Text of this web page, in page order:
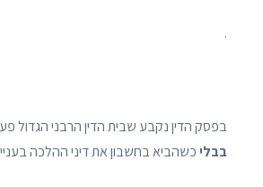
.
בפסק הדין נקבע שבית הדין הרבני הגדול
בבלי כשהביא בחשבון את דיני ההלכה